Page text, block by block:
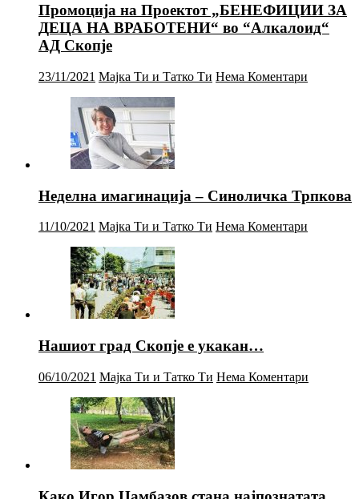
Промоција на Проектот „БЕНЕФИЦИИ ЗА
ДЕЦА НА ВРАБОТЕНИ“ во “Алкалоид“
АД Скопје
23/11/2021 Мајка Ти и Татко Ти Нема Коментари
Неделна имагинација – Синоличка Трпкова
11/10/2021 Мајка Ти и Татко Ти Нема Коментари
Нашиот град Скопје е укакан…
06/10/2021 Мајка Ти и Татко Ти Нема Коментари